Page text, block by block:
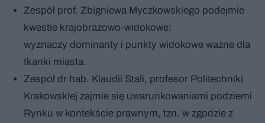
Zespół prof. Zbigniewa Myczkowskiego podejmie
kwestie krajobrazowo-widokowe;
wyznaczy dominanty i punkty widokowe ważne dla
tkanki miasta.
Zespół dr hab. Klaudii Stali, profesor Politechniki
Krakowskiej zajmie się uwarunkowaniami podziemi
Rynku w kontekście prawnym, tzn. w zgodzie z